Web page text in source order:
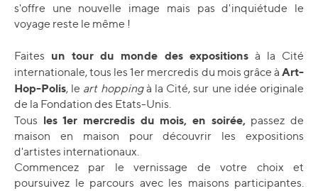
s'offre une nouvelle image mais pas d'inquiétude le
voyage reste le même !
Faites un tour du monde des expositionsà la Cité
internationale, tous les 1er mercredis du mois grâce à Art-
Hop-Polis, le art hoppingà la Cité, sur une idée originale
de la Fondation des Etats-Unis.
Tous les 1er mercredis du mois, en soirée, passez de
maison en maison pour découvrir les expositions
d'artistes internationaux.
Commencez par le vernissage de votre choix et
poursuivez le parcours avec les maisons participantes.